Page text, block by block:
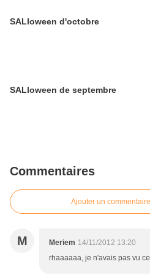
SALloween d'octobre
SALloween de septembre
Commentaires
Ajouter un commentaire
M Meriem 14/11/2012 13:20
rhaaaaaa, je n'avais pas vu